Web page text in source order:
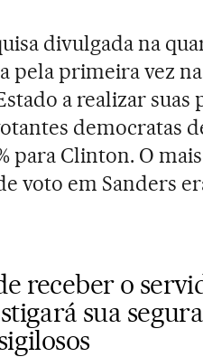
divulgada na
pela primeira vez
a realizar suas
democratas
para Clinton. O
voto em Sanders
receber o
sua